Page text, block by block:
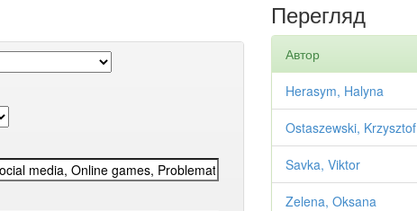
Перегляд
Автор
Herasym, Halyna
Ostaszewski, Krzysztof
Savka, Viktor
Zelena, Oksana